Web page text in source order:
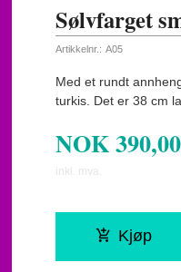
Sølvfarget
Artikkelnr.: A05
Med et rundt
turkis. Det er 38 cm
NOK390,00
inkl. mva.
Kjøp